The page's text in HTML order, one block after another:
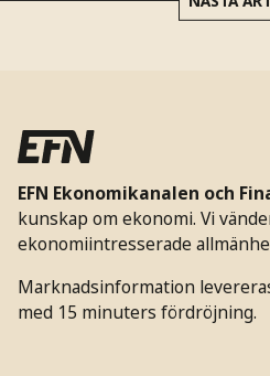
EFN Ekonomikanalen och
kunskap om ekonomi. Vi
ekonomiintresserade
Marknadsinformation
med 15 minuters fördröjning.